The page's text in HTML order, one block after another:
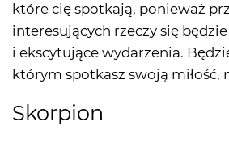
które cię spotkają, ponieważ
interesujących rzeczy się
i ekscytujące wydarzenia.
którym spotkasz swoją miłość,
Skorpion